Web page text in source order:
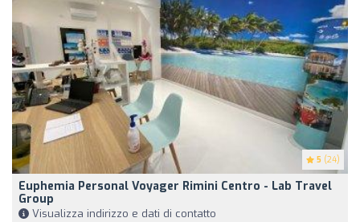
5 (24)
Euphemia Personal Voyager Rimini Centro - Lab Travel
Group
Visualizza indirizzo e dati di contatto